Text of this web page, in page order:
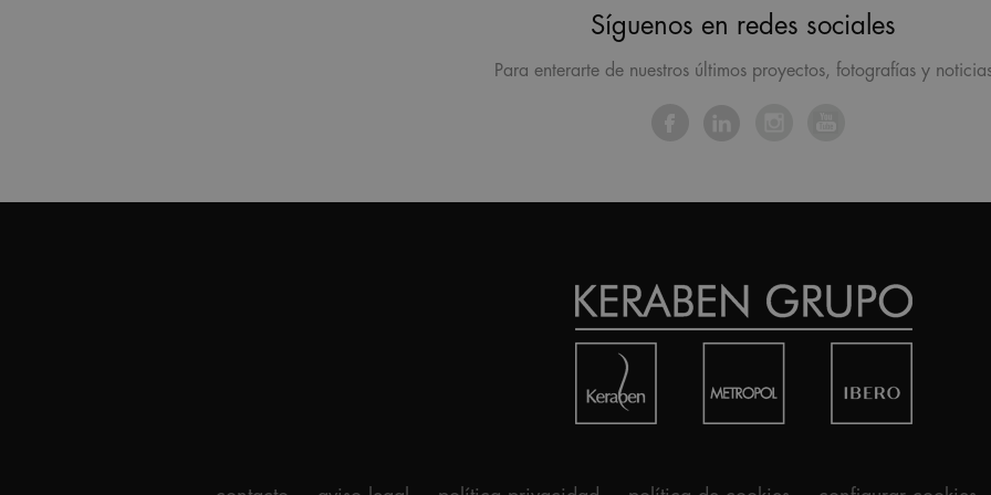
Síguenos en redes sociales
Para enterarte de nuestros últimos proyectos, fotografías y